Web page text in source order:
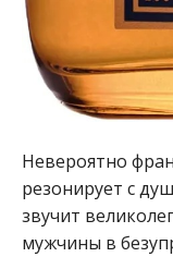
Невероятно
резонирует с
звучит
мужчины в